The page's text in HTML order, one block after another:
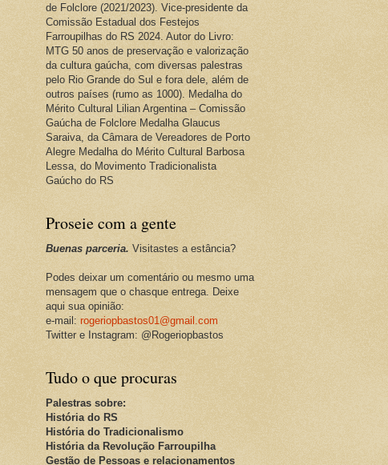
de Folclore (2021/2023). Vice-presidente da
Comissão Estadual dos Festejos
Farroupilhas do RS 2024. Autor do Livro:
MTG 50 anos de preservação e valorização
da cultura gaúcha, com diversas palestras
pelo Rio Grande do Sul e fora dele, além de
outros países (rumo as 1000). Medalha do
Mérito Cultural Lilian Argentina – Comissão
Gaúcha de Folclore Medalha Glaucus
Saraiva, da Câmara de Vereadores de Porto
Alegre Medalha do Mérito Cultural Barbosa
Lessa, do Movimento Tradicionalista
Gaúcho do RS
Proseie com a gente
Buenas parceria. Visitastes a estância?
Podes deixar um comentário ou mesmo uma
mensagem que o chasque entrega. Deixe
aqui sua opinião:
e-mail: rogeriopbastos01@gmail.com
Twitter e Instagram: @Rogeriopbastos
Tudo o que procuras
Palestras sobre:
História do RS
História do Tradicionalismo
História da Revolução Farroupilha
Gestão de Pessoas e relacionamentos